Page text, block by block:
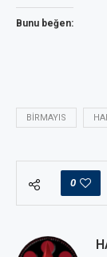
Bunu beğen:
BIRMAYIS
0